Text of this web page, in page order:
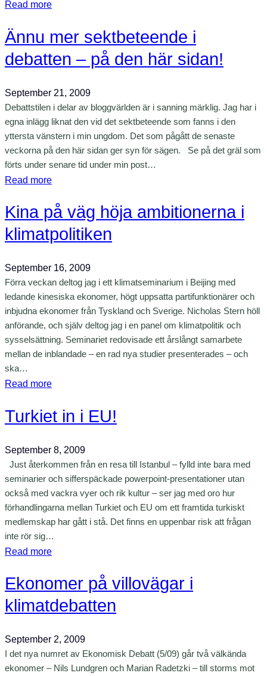
i
k
b
a
n
k
e
n
d
g
r
n
p
å
v
i
l
o
v
ä
a
r
Read more:
e
k
m
a
t
c
h
ä
k
e
b
i
s
k
o
e
p
b
o
k
n
Ännu mer sektbeteende i
debatten – på den här sidan!
September 21, 2009
Debattstilen i delar av bloggvärlden är i sanning märklig. Jag har i
egna inlägg liknat den vid det sektbeteende som fanns i den
yttersta vänstern i min ungdom. Det som pågått de senaste
veckorna på den här sidan ger syn för sägen. Se på det gräl som
förts under senare tid under min post…
Read more:
n
u
e
r
s
t
e
e
i
d
e
b
a
t
e
n
p
å
Kina på väg höja ambitionerna i
klimatpolitiken
September 16, 2009
Förra veckan deltog jag i ett klimatseminarium i Beijing med
ledande kinesiska ekonomer, högt uppsatta partifunktionärer och
inbjudna ekonomer från Tyskland och Sverige. Nicholas Stern höll
anförande, och själv deltog jag i en panel om klimatpolitik och
sysselsättning. Seminariet redovisade ett årslångt samarbete
mellan de inblandade – en rad nya studier presenterades – och
ska…
Read more:
i
a
p
å
v
ä
g
h
ö
a
a
m
Turkiet in i EU!
September 8, 2009
Just återkommen från en resa till Istanbul – fylld inte bara med
seminarier och sifferspäckade powerpoint-presentationer utan
också med vackra vyer och rik kultur – ser jag med oro hur
förhandlingarna mellan Turkiet och EU om ett framtida turkiskt
medlemskap har gått i stå. Det finns en uppenbar risk att frågan
inte rör sig…
Read more:
u
k
e
t
Ekonomer på villovägar i
klimatdebatten
September 2, 2009
I det nya numret av Ekonomisk Debatt (5/09) går två välkända
ekonomer – Nils Lundgren och Marian Radetzki – till storms mot